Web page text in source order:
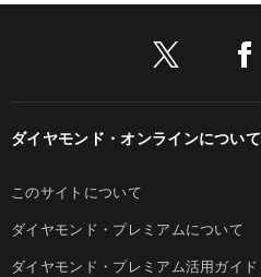
ダイヤモンド・オンラインについて
このサイトについて
ダイヤモンド・プレミアムについて
ダイヤモンド・プレミアム活用ガイド